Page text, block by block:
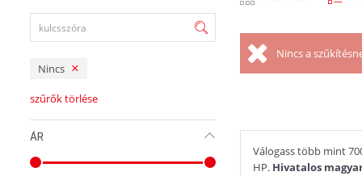
Nincs
szűrők törlése
ÁR
Nincs a
Válogass több mint
HP. Hivatalos